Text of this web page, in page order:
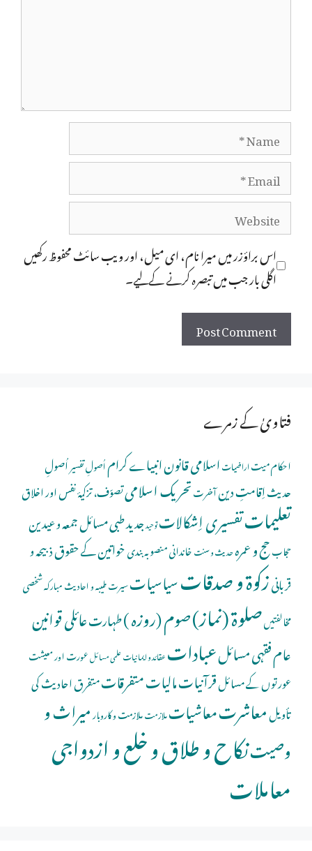
Name
Email
Website
اس براؤزر میں میرا نام، ای میل، اور ویب سائٹ محفوظ رکھیں
اگلی بار جب میں تبصرہ کرنے کےلیے۔
فتاویٰ کے زمرے
احکام میتاراضیاتاسلامی قانونانبیاے کراماُصولِ تفسیراُصولِ
حدیثاِقامتِ دینآخرتتحریک اسلامیتصوّف، تزکیۂ نفس اور اخلاق
تعلیماتتفسیری اِشکالاتتوحیدجدید طبی مسائلجمعہ و عیدین
حجابحج و عمرہحدیث و سنتخاندانی منصوبہ بندیخواتین کے حقوقذبیحہ و
قربانیزکوۃ و صدقاتسیاسیاتسیرت طیبہ و احادیث مبارکہشخصی
مخالفتیںصلوة (نماز)صوم (روزہ )طہارتعائلی قوانین
عام فقہی مسائلعباداتعقائد و ایمانیاتعلمی مسائلعورت اور معیشت
عورتوں کے مسائلقرآنیاتمالیاتمتفرقاتمتفرق احادیث کی
تأویلمعاشرتمعاشیاتملازمتملازمت و کاروبارمیراث و
وصیتنکاح و طلاق و خلع و ازدواجی
معاملات